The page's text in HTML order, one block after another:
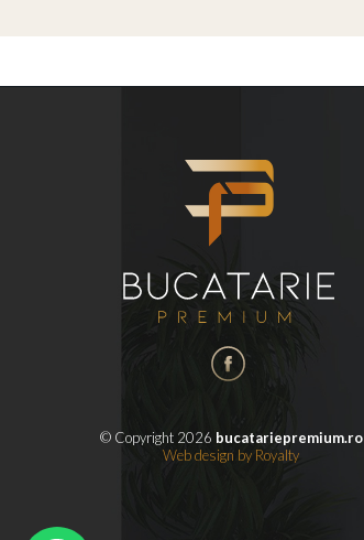
© Copyright 2026 bucatariepremium.ro
Web design by Royalty